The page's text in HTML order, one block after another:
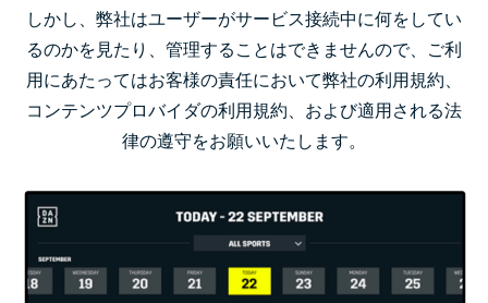
しかし、弊社はユーザーがサービス接続中に何をしてい
るのかを見たり、管理することはできませんので、ご利
用にあたってはお客様の責任において弊社の利用規約、
コンテンツプロバイダの利用規約、および適用される法
律の遵守をお願いいたします。